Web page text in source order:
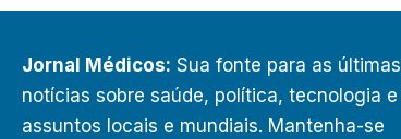
Jornal Médicos: Sua fonte para as últimas
notícias sobre saúde, política, tecnologia e
assuntos locais e mundiais. Mantenha-se